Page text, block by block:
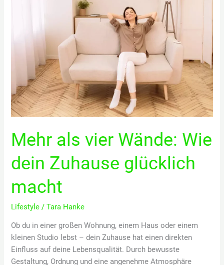
Mehr als vier Wände: Wie
dein Zuhause glücklich
macht
Lifestyle /Tara Hanke
Ob du in einer großen Wohnung, einem Haus oder einem
kleinen Studio lebst – dein Zuhause hat einen direkten
Einfluss auf deine Lebensqualität. Durch bewusste
Gestaltung, Ordnung und eine angenehme Atmosphäre